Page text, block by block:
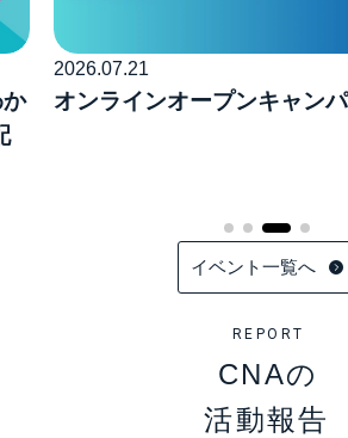
2026.07.21
オンラインオープンキャンパ
イベント一覧へ
REPORT
CNAの
活動報告